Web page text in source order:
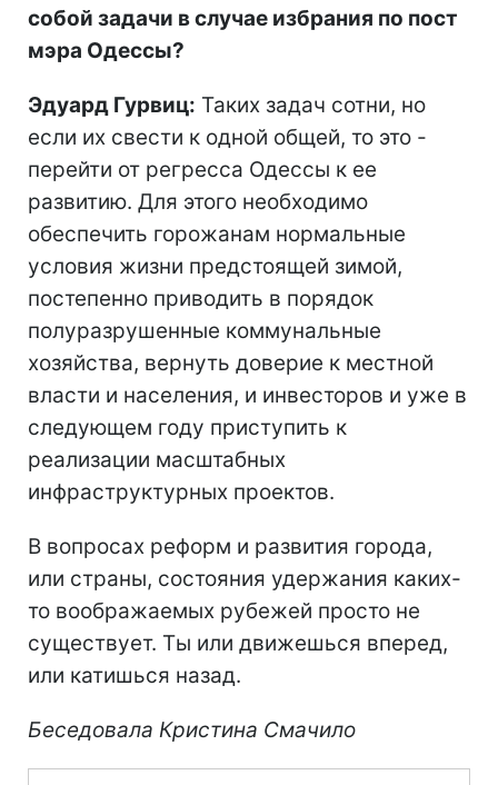
собой задачи в случае избрания по пост
мэра Одессы?
Эдуард Гурвиц: Таких задач сотни, но
если их свести к одной общей, то это -
перейти от регресса Одессы к ее
развитию. Для этого необходимо
обеспечить горожанам нормальные
условия жизни предстоящей зимой,
постепенно приводить в порядок
полуразрушенные коммунальные
хозяйства, вернуть доверие к местной
власти и населения, и инвесторов и уже в
следующем году приступить к
реализации масштабных
инфраструктурных проектов.
В вопросах реформ и развития города,
или страны, состояния удержания каких-
то воображаемых рубежей просто не
существует. Ты или движешься вперед,
или катишься назад.
Беседовала Кристина Смачило